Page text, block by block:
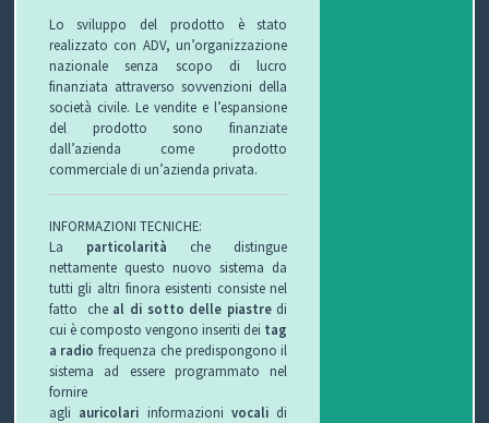
Lo sviluppo del prodotto è stato
realizzato con ADV, un’organizzazione
nazionale senza scopo di lucro
finanziata attraverso sovvenzioni della
società civile. Le vendite e l’espansione
del prodotto sono finanziate
dall’azienda come prodotto
commerciale di un’azienda privata.
INFORMAZIONI TECNICHE:
La particolarità che distingue
nettamente questo nuovo sistema da
tutti gli altri finora esistenti consiste nel
fatto che al di sotto delle piastredi
cui è composto vengono inseriti dei tag
a radio frequenza che predispongono il
sistema ad essere programmato nel
fornire
agli auricolari informazioni vocali di